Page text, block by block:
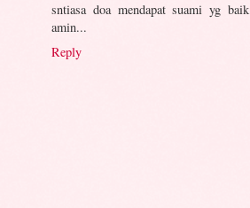
sntiasa doa mendapat suami yg
amin...
Reply